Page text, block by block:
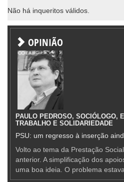
Não há inqueritos válidos.
OPINIÃO
PAULO PEDROSO, SOCIÓLOGO,
TRABALHO E SOLIDARIEDADE
PSU: um regresso à inserção
Volto ao tema da Prestação
anterior. A simplificação dos
uma boa ideia. O problema